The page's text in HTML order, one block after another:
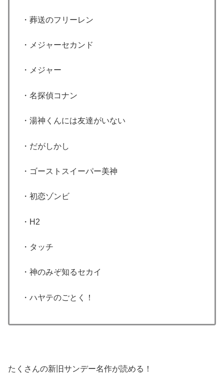
・葬送のフリーレン
・メジャーセカンド
・メジャー
・名探偵コナン
・湯神くんには友達がいない
・だがしかし
・ゴーストスイーパー美神
・初恋ゾンビ
・H2
・タッチ
・神のみぞ知るセカイ
・ハヤテのごとく！
たくさんの新旧サンデー名作が読める！